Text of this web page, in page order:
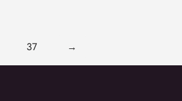
37 →